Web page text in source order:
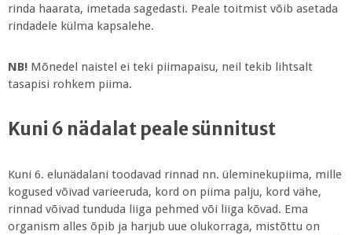
rinda haarata, imetada sagedasti. Peale toitmist võib asetada
rindadele külma kapsalehe.
NB! Mõnedel naistel ei teki piimapaisu, neil tekib lihtsalt
tasapisi rohkem piima.
Kuni 6 nädalat peale sünnitust
Kuni 6. elunädalani toodavad rinnad nn. üleminekupiima, mille
kogused võivad varieeruda, kord on piima palju, kord vähe,
rinnad võivad tunduda liiga pehmed või liiga kõvad. Ema
organism alles õpib ja harjub uue olukorraga, mistõttu on